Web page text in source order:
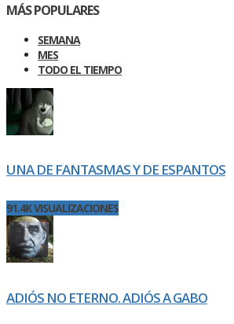
MÁS POPULARES
SEMANA
MES
TODO EL TIEMPO
UNA DE FANTASMAS Y DE ESPANTOS
91.4K VISUALIZACIONES
ADIÓS NO ETERNO. ADIÓS A GABO